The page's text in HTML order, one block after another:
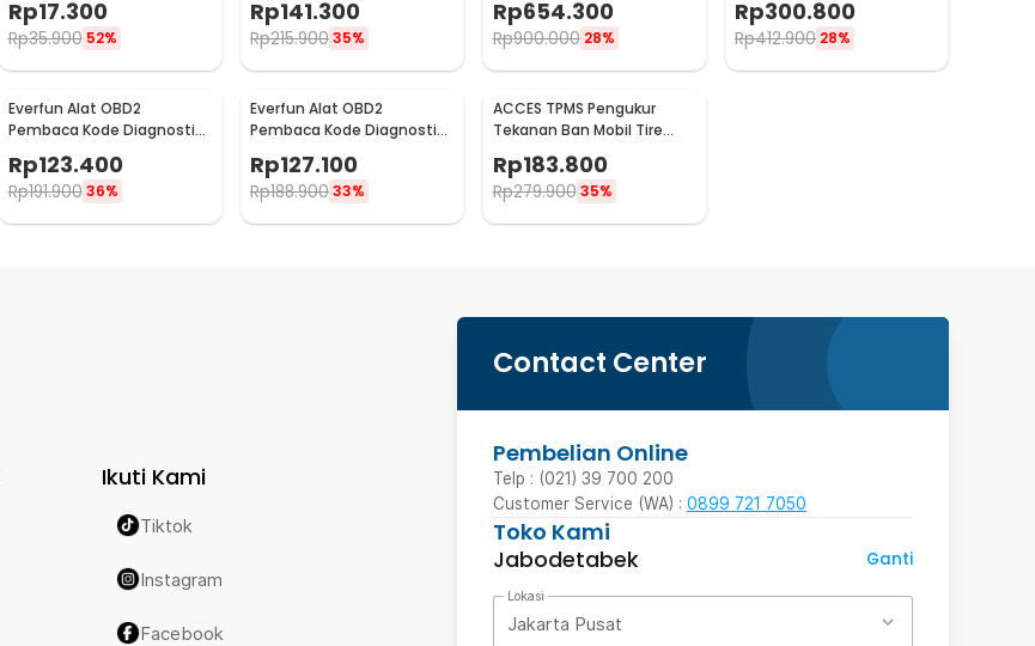
ELM327
Rp17.300
Rp35.900 52%
Rp141.300
Rp215.90035%
200Nm
Rp654.300
Rp900.000 28%
Tool - ELM327
Rp300.800
Rp412.900 28%
Everfun Alat OBD2
Pembaca Kode Diagnostik
Mobil Otomotif Code
Reader - CY3001
Rp123.400
Rp191.900 36%
Everfun Alat OBD2
Pembaca Kode Diagnostik
Reader - V500
Rp127.100
Rp188.90033%
ACCES TPMS Pengukur
Tekanan Ban Mobil Tire
Pressure Solar LCD Monitor
- T10
Rp183.800
Rp279.900 35%
Contact Center
Pembelian Online
Telp : (021) 39 700 200
Customer Service (WA) : 0899 721 7050
Toko Kami
Jabodetabek
Ganti
Lokasi
Jakarta Pusat
Ikuti Kami
Tiktok
Instagram
Facebook